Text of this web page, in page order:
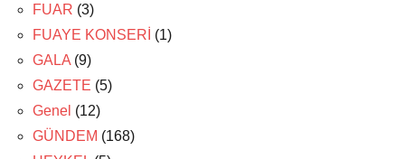
FUAR (3)
FUAYE KONSERİ (1)
GALA (9)
GAZETE (5)
Genel (12)
GÜNDEM (168)